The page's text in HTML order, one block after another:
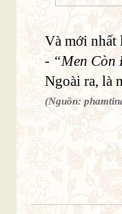
Và mới nhất
- “Men
Ngoài ra, là
(Nguồn: